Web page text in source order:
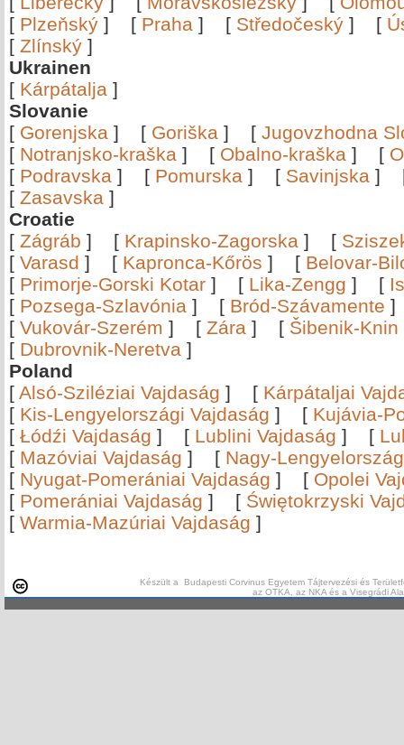
[ Plzeňský ] [ Praha ] [ Středočeský ] [
[ Zlínský ]
Ukrainen
[ Kárpátalja ]
Slovanie
[ Gorenjska ] [ Goriška ] [ Jugovzhodna
[ Notranjsko-kraška ] [ Obalno-kraška ] [
[ Podravska ] [ Pomurska ] [ Savinjska ]
[ Zasavska ]
Croatie
[ Zágráb ] [ Krapinsko-Zagorska ] [
[ Varasd ] [ Kapronca-Kőrös ] [ Belovar-
[ Primorje-Gorski Kotar ] [ Lika-Zengg ] [
[ Pozsega-Szlavónia ] [ Bród-Szávamente
[ Vukovár-Szerém ] [ Zára ] [ Šibenik-Knin
[ Dubrovnik-Neretva ]
Poland
[ Alsó-Sziléziai Vajdaság ] [ Kárpátaljai
[ Kis-Lengyelországi Vajdaság ] [ Kujávia-
[ Łódźi Vajdaság ] [ Lublini Vajdaság ] [
[ Mazóviai Vajdaság ] [ Nagy-
[ Nyugat-Pomerániai Vajdaság ] [ Opolei
[ Pomerániai Vajdaság ] [ Świętokrzyski
[ Warmia-Mazúriai Vajdaság ]
Készült a Budapesti Corvinus Egyetem Tájtervezési és
az OTKA, az NKA és a Visegrádi